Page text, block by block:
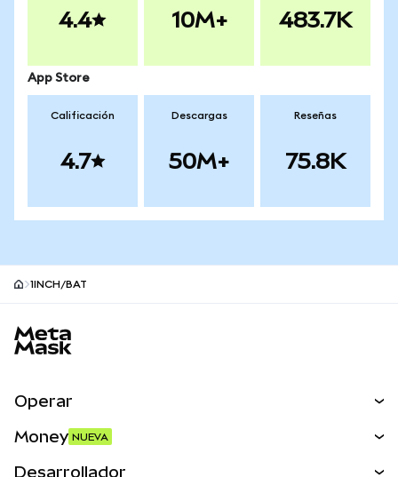
4.4 10M+ 483.7K
App Store
Calificación
4.7
Descargas
50M+
Reseñas
75.8K
1INCH/BAT
Operar
Money NUEVA
Desarrollador